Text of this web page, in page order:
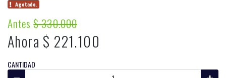
Agotado.
Antes$ 330.000
Ahora $ 221.100
CANTIDAD